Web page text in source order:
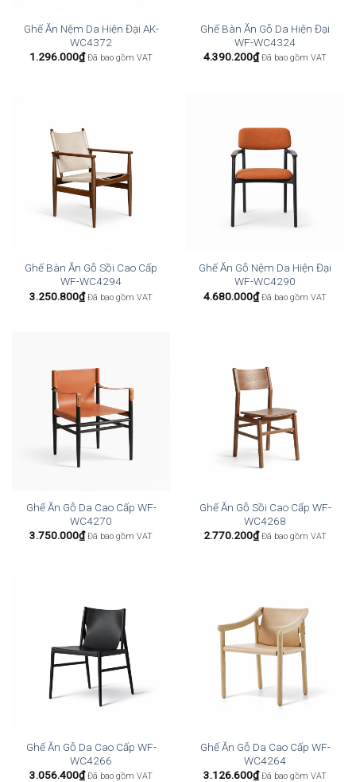
Ghế Ăn Nệm Da Hiện Đại AK-
WC4372
1.296.000₫ Đã bao gồm VAT
Ghế Bàn Ăn Gỗ Da Hiện Đại
WF-WC4324
4.390.200₫ Đã bao gồm VAT
Ghế Bàn Ăn Gỗ Sồi Cao Cấp
WF-WC4294
3.250.800₫ Đã bao gồm VAT
Ghế Ăn Gỗ Nệm Da Hiện Đại
WF-WC4290
4.680.000₫ Đã bao gồm VAT
Ghế Ăn Gỗ Da Cao Cấp WF-
WC4270
3.750.000₫ Đã bao gồm VAT
Ghế Ăn Gỗ Sồi Cao Cấp WF-
WC4268
2.770.200₫ Đã bao gồm VAT
Ghế Ăn Gỗ Da Cao Cấp WF-
WC4266
3.056.400₫ Đã bao gồm VAT
Ghế Ăn Gỗ Da Cao Cấp WF-
WC4264
3.126.600₫ Đã bao gồm VAT